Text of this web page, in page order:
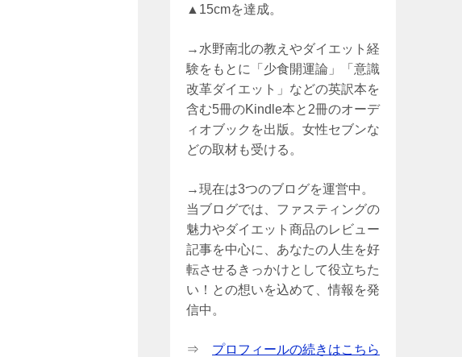
▲15cmを達成。
→水野南北の教えやダイエット経
験をもとに「少食開運論」「意識
改革ダイエット」などの英訳本を
含む5冊のKindle本と2冊のオーデ
ィオブックを出版。女性セブンな
どの取材も受ける。
→現在は3つのブログを運営中。
当ブログでは、ファスティングの
魅力やダイエット商品のレビュー
記事を中心に、あなたの人生を好
転させるきっかけとして役立ちた
い！との想いを込めて、情報を発
信中。
⇒ プロフィールの続きはこちら